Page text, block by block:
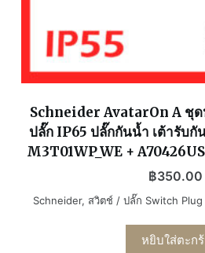
Schneider AvatarOn A ชุ
ปลั๊ก IP65 ปลั๊กกันน้ำ เต้ารับกั
M3T01WP_WE +
฿350.00
Schneider, สวิตช์ / ปลั๊ก Switch Plug
หยิบใส่ตะก